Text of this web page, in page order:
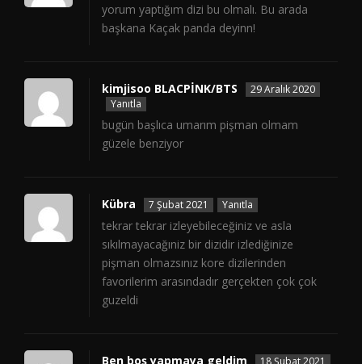
yorum yaptığım dizi bu olmalı. Bu arada
başkana Kaçak panda deyinn!
kimjisoo BLACPİNK/BTS
29 Aralık 2020
Yanıtla
bugün başlıca umarım pişman olmam
güzele benziyor
Kübra 7 Şubat 2021 Yanıtla
tekrar tekrar izleyebileceğiniz ve asla
sıkılmayacağıniz bir dizidir izlediğinize
pişman olmazsınız kore dizilerinden
favorilerim arasındadır gerçekten çok çok
guzeldi
Ben boş yapmaya geldim 18 Şubat 2021